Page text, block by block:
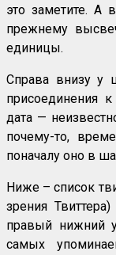
это заметите. А
прежнему
единицы.
Справа внизу у
присоединения
дата —
почему-то,
поначалу оно в
Ниже – список
зрения Твиттера)
правый нижний
самых